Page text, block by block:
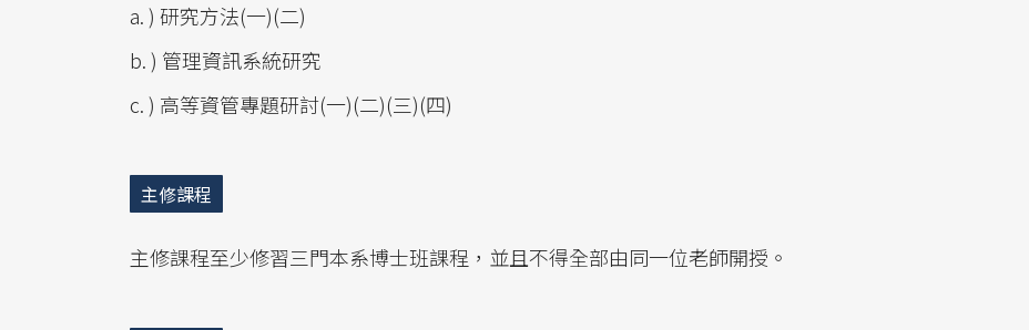
a. ) 研究方法(一)(二)
b. ) 管理資訊系統研究
c. ) 高等資管專題研討(一)(二)(三)(四)
主修課程
主修課程至少修習三門本系博士班課程，並且不得全部由同一位老師開授。